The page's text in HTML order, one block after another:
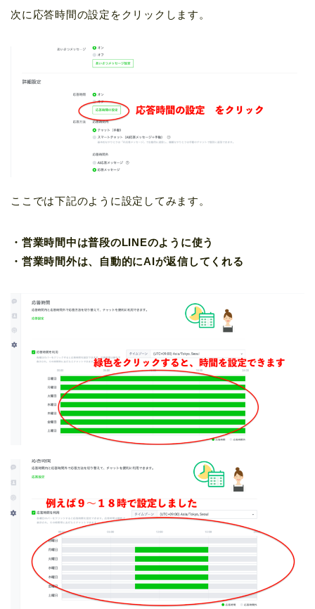
次に応答時間の設定をクリックします。
ここでは下記のように設定してみます。
・営業時間中は普段のLINEのように使う
・営業時間外は、自動的にAIが返信してくれる